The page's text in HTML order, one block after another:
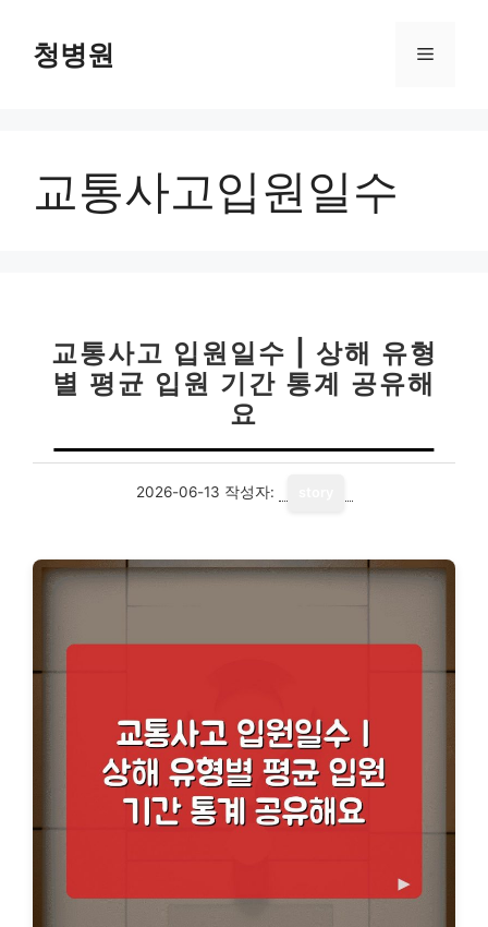
청병원 메
교통사고입원일수
교통사고 입원일수 | 상해 유형
별 평균 입원 기간 통계 공유해
요
2026-06-13 작성자: